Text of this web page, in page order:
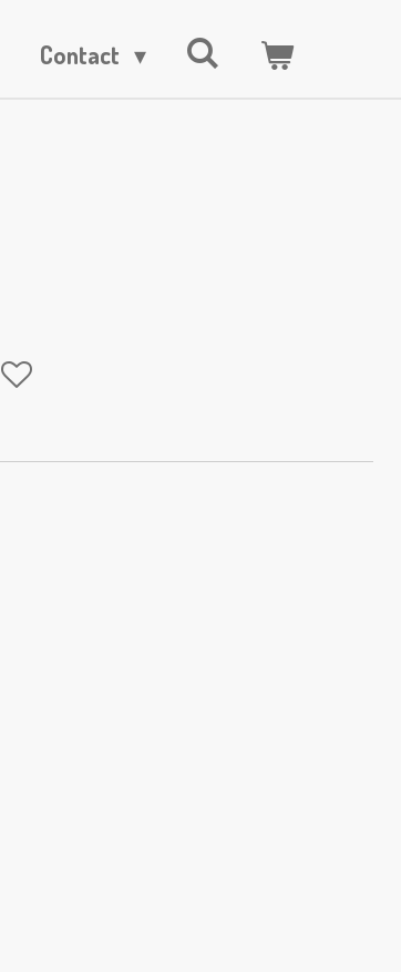
Contact